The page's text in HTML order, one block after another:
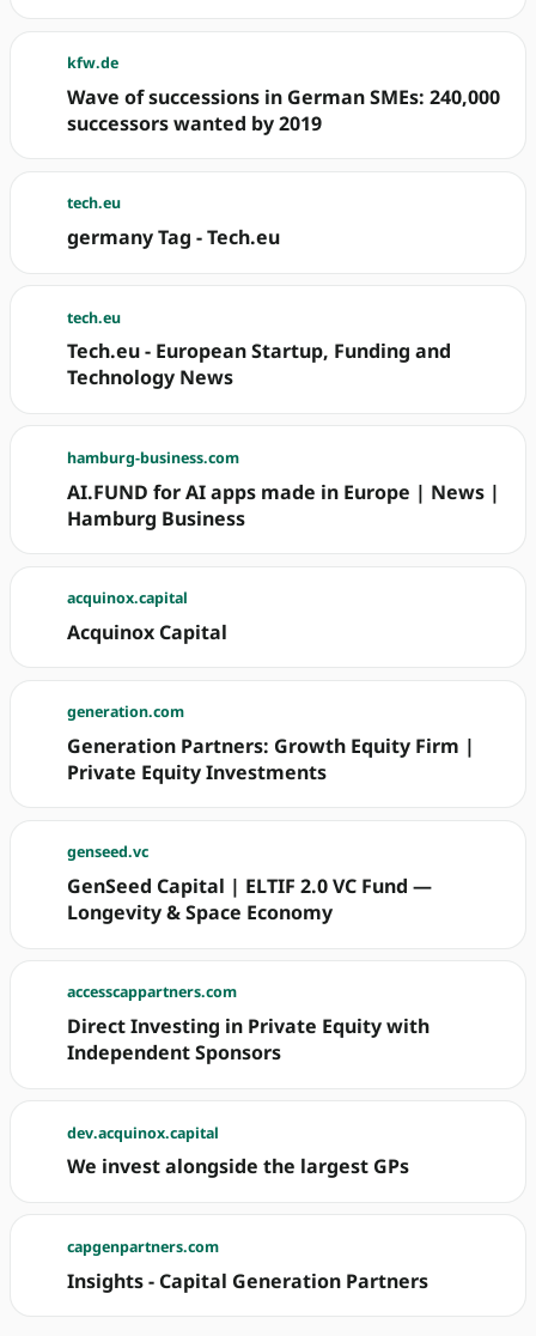
kfw.de
Wave of successions in German SMEs: 240,000
successors wanted by 2019
tech.eu
germany Tag - Tech.eu
tech.eu
Tech.eu - European Startup, Funding and
Technology News
hamburg-business.com
AI.FUND for AI apps made in Europe | News |
Hamburg Business
acquinox.capital
Acquinox Capital
generation.com
Generation Partners: Growth Equity Firm |
Private Equity Investments
genseed.vc
GenSeed Capital | ELTIF 2.0 VC Fund —
Longevity & Space Economy
accesscappartners.com
Direct Investing in Private Equity with
Independent Sponsors
dev.acquinox.capital
We invest alongside the largest GPs
capgenpartners.com
Insights - Capital Generation Partners